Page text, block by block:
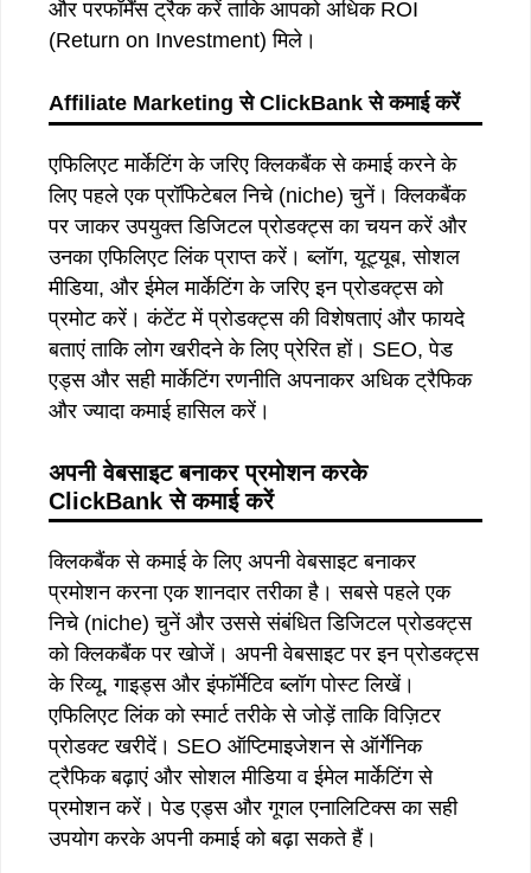
और परफॉर्मेंस ट्रैक करें ताकि आपको अधिक ROI
(Return on Investment) मिले।
Affiliate MarketingसेClickBankसे कमाई करें
एफिलिएट मार्केटिंग के जरिए क्लिकबैंक से कमाई करने के
लिए पहले एक प्रॉफिटेबल निचे (niche) चुनें। क्लिकबैंक
पर जाकर उपयुक्त डिजिटल प्रोडक्ट्स का चयन करें और
उनका एफिलिएट लिंक प्राप्त करें। ब्लॉग, यूट्यूब, सोशल
मीडिया, और ईमेल मार्केटिंग के जरिए इन प्रोडक्ट्स को
प्रमोट करें। कंटेंट में प्रोडक्ट्स की विशेषताएं और फायदे
बताएं ताकि लोग खरीदने के लिए प्रेरित हों। SEO, पेड
एड्स और सही मार्केटिंग रणनीति अपनाकर अधिक ट्रैफिक
और ज्यादा कमाई हासिल करें।
अपनी वेबसाइट बनाकर प्रमोशन करके
ClickBankसे कमाई करें
क्लिकबैंक से कमाई के लिए अपनी वेबसाइट बनाकर
प्रमोशन करना एक शानदार तरीका है। सबसे पहले एक
निचे (niche) चुनें और उससे संबंधित डिजिटल प्रोडक्ट्स
को क्लिकबैंक पर खोजें। अपनी वेबसाइट पर इन प्रोडक्ट्स
के रिव्यू, गाइड्स और इंफॉर्मेटिव ब्लॉग पोस्ट लिखें।
एफिलिएट लिंक को स्मार्ट तरीके से जोड़ें ताकि विज़िटर
प्रोडक्ट खरीदें। SEO ऑप्टिमाइजेशन से ऑर्गेनिक
ट्रैफिक बढ़ाएं और सोशल मीडिया व ईमेल मार्केटिंग से
प्रमोशन करें। पेड एड्स और गूगल एनालिटिक्स का सही
उपयोग करके अपनी कमाई को बढ़ा सकते हैं।